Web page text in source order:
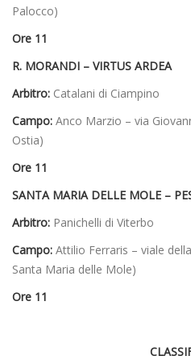
Palocco)
Ore 11
R. MORANDI – VIRTUS ARDEA
Arbitro: Catalani di Ciampino
Campo: Anco Marzio – via
Ostia)
Ore 11
SANTA MARIA DELLE MOLE –
Arbitro: Panichelli di Viterbo
Campo: Attilio Ferraris – viale
Santa Maria delle Mole)
Ore 11